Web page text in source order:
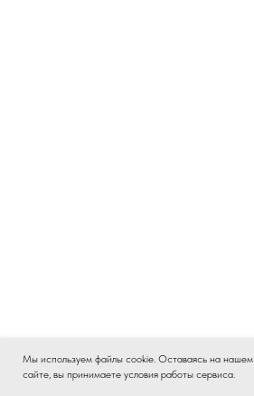
Мы используем файлы сookie. Оставаясь на нашем
сайте, вы принимаете условия работы сервиса.